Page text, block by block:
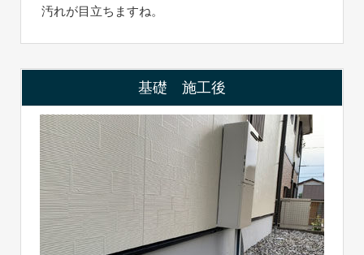
汚れが目立ちますね。
基礎 施工後